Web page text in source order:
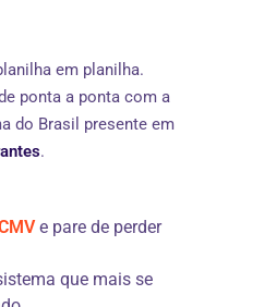
em planilha.
ponta a ponta com a
do Brasil presente em
.
e pare de perder
que mais se